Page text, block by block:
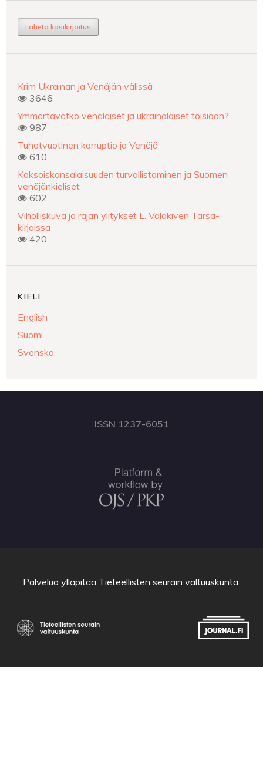
Lähetä käsikirjoitus
Krim Ukrainan ja Venäjän välissä
3646
Ymmärtävätkö venäläiset ja ukrainalaiset toisiaan?
987
Tuhatvuotinen korruptio ja Venäjä
610
Kaksoiskansalaisuuden turvallistaminen ja Suomen
venäjänkieliset
602
Viholliskuva ja rajan ylitykset L. Valakiven Tarsa-
kirjoissa
420
KIELI
English
Suomi
Svenska
ISSN 1237-6051
Palvelua ylläpitää Tieteellisten seurain valtuuskunta.